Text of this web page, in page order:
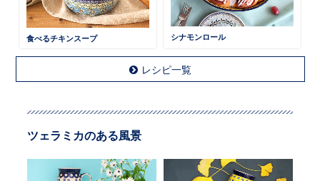
食べるチキンスープ シナモンロール
レシピ一覧
ツェラミカのある風景